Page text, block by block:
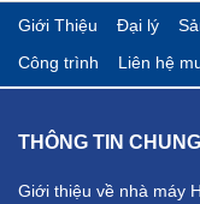
Giới Thiệu Đại lý
Công trình
Liên hệ
THÔNG TIN CHUNG
Giới thiệu về nhà máy